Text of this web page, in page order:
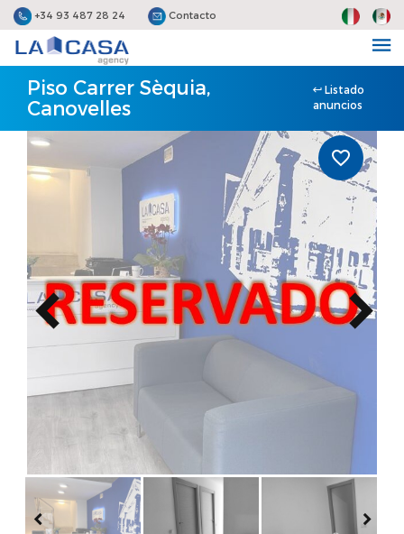
+34 93 487 28 24 Contacto
Piso Carrer Sèquia,
Canovelles
Listado
anuncios